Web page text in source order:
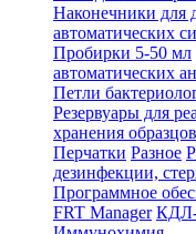
Наконечники для
автоматических
Пробирки 5-50 мл
автоматических
Петли
Резервуары для
хранения образцов
Перчатки Разное
дезинфекции,
Программное
FRT Manager